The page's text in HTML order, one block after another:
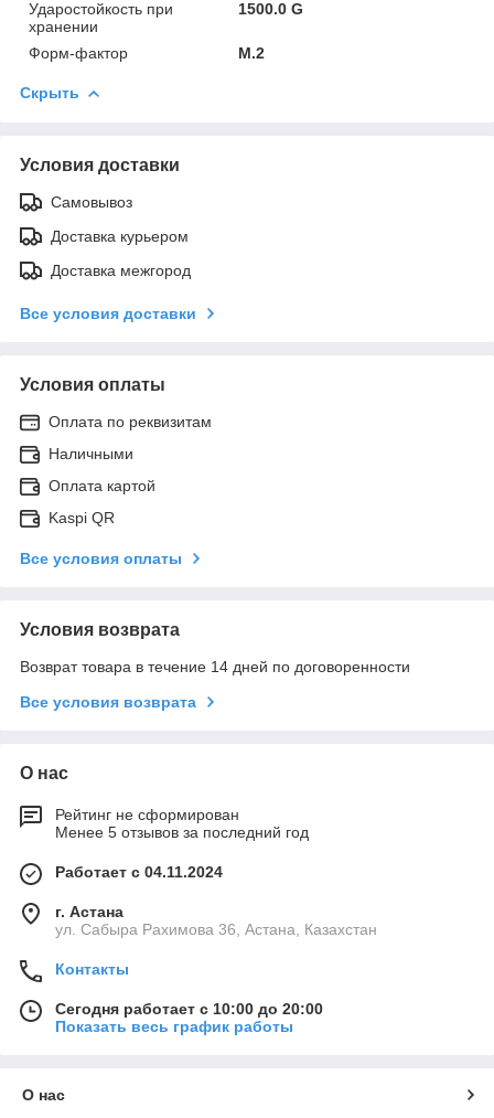
Ударостойкость при
хранении
1500.0 G
Форм-фактор M.2
Скрыть
Условия доставки
Самовывоз
Доставка курьером
Доставка межгород
Все условия доставки
Условия оплаты
Оплата по реквизитам
Наличными
Оплата картой
Kaspi QR
Все условия оплаты
Условия возврата
Возврат товара в течение 14 дней по договоренности
Все условия возврата
О нас
Рейтинг не сформирован
Менее 5 отзывов за последний год
Работает с 04.11.2024
г. Астана
ул. Сабыра Рахимова 36, Астана, Казахстан
Контакты
Сегодня работает с 10:00 до 20:00
Показать весь график работы
О нас